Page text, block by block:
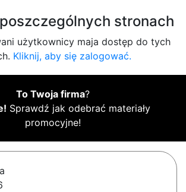
stronach
użytkownicy maja dostęp do tych
Kliknij, aby się zalogować.
To Twoja firma?
Sprawdź jak odebrać materiały
promocyjne!